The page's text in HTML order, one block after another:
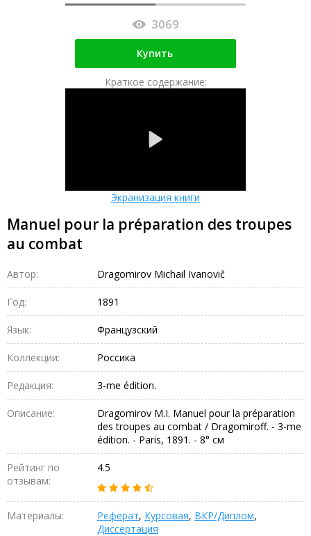
3069
Купить
Краткое содержание:
Экранизация книги
Manuel pour la préparation des troupes
au combat
Автор: Dragomirov Michail Ivanovič
Год: 1891
Язык: Французский
Коллекции: Россика
Редакция: 3-me édition.
Описание:
Dragomirov M.I. Manuel pour la préparation
des troupes au combat / Dragomiroff. - 3-me
édition. - Paris, 1891. - 8° см
Рейтинг по
отзывам:
4.5
Материалы: Реферат, Курсовая, ВКР/Диплом,
Диссертация